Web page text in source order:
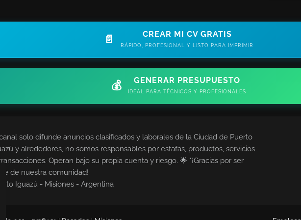
📄 CREAR MI CV GRATIS
RÁPIDO, PROFESIONAL Y LISTO PARA IMPRIMIR
💰 GENERAR PRESUPUESTO
IDEAL PARA TÉCNICOS Y PROFESIONALES
solo difunde anuncios clasificados y laborales de la Ciudad de Puerto
y alrededores, no somos responsables por estafas, productos, servicios
Operan bajo su propia cuenta y riesgo. 🌟 *¡Gracias por ser
de nuestra comunidad!
Iguazù - Misiones - Argentina